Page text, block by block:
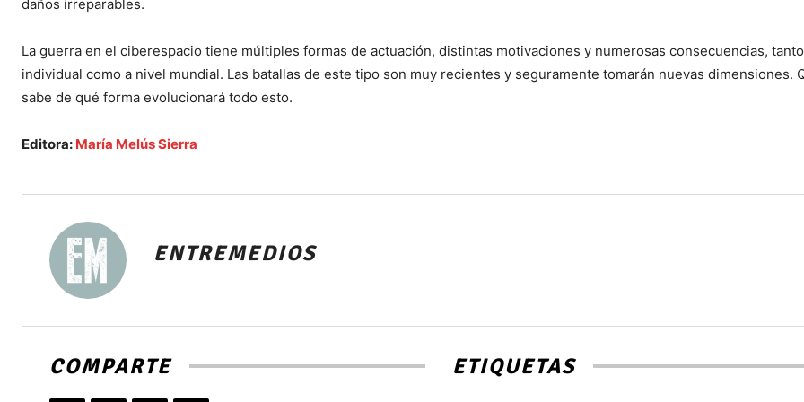
daños irreparables.
La guerra en el ciberespacio tiene múltiples formas de actuación, distintas motivaciones y numerosas consecuencias,
individual como a nivel mundial. Las batallas de este tipo son muy recientes y seguramente tomarán nuevas dimensiones.
sabe de qué forma evolucionará todo esto.
Editora: María Melús Sierra
ENTREMEDIOS
COMPARTE ETIQUETAS